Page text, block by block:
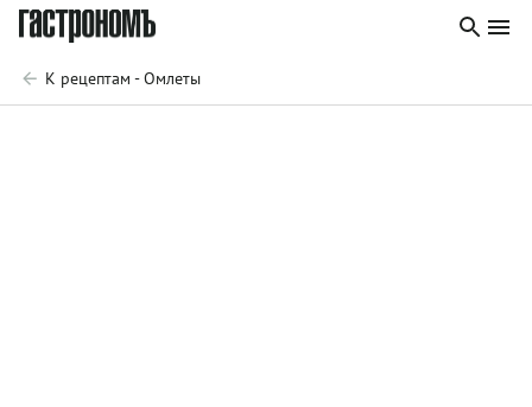
К рецептам - Омлеты